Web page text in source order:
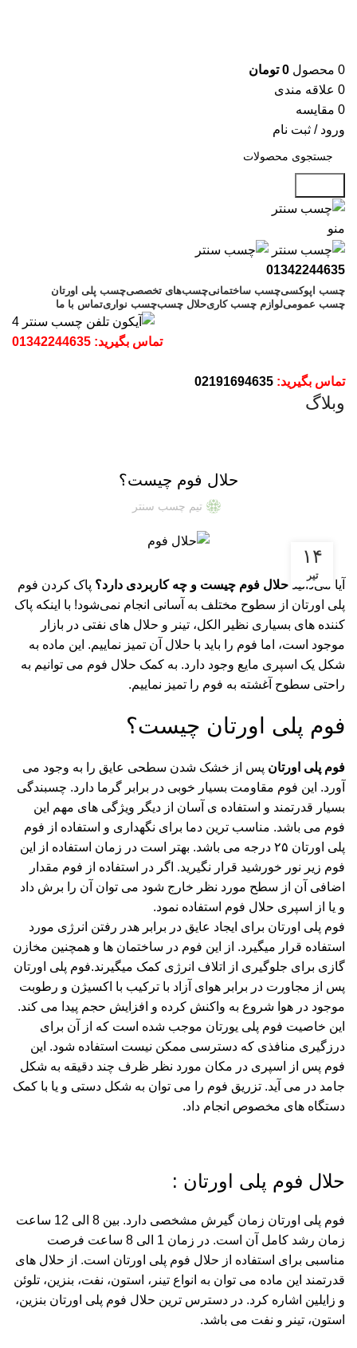
0 محصول 0 تومان
0 علاقه مندی
0 مقایسه
ورود / ثبت نام
منو
01342244635
چسب اپوکسیچسب ساختمانیچسب‌های تخصصیچسب پلی اورتان
چسب عمومیلوازم چسب کاریحلال چسبچسب نواریتماس با ما
تماس بگیرید: 01342244635
تماس بگیرید: 02191694635
وبلاگ
حلال فوم چیست؟
تیم چسب سنتر
۱۴
تیر
آیا می‌دانید حلال فوم چیست و چه کاربردی دارد؟ پاک کردن فوم
پلی اورتان از سطوح مختلف به آسانی انجام نمی‌شود! با اینکه پاک
کننده های بسیاری نظیر الکل، تینر و حلال های نفتی در بازار
موجود است، اما فوم را باید با حلال آن تمیز نماییم‌. این ماده به
شکل یک اسپری مایع وجود دارد. به کمک حلال فوم می توانیم به
راحتی سطوح آغشته به فوم را تمیز نماییم.
فوم پلی اورتان چیست؟
فوم پلی اورتان پس از خشک شدن سطحی عایق را به وجود می
آورد. این فوم مقاومت بسیار خوبی در برابر گرما دارد. چسبندگی
بسیار قدرتمند و استفاده ی آسان از دیگر ویژگی های مهم این
فوم می باشد. مناسب ترین دما برای نگهداری و استفاده از فوم
پلی اورتان ۲۵ درجه می باشد. بهتر است در زمان استفاده از این
فوم زیر نور خورشید قرار نگیرید. اگر در استفاده از فوم مقدار
اضافی آن از سطح مورد نظر خارج شود می توان آن را برش داد
و یا از اسپری حلال فوم استفاده نمود.
فوم پلی اورتان برای ایجاد عایق در برابر هدر رفتن انرژی مورد
استفاده قرار میگیرد. از این فوم در ساختمان ها و همچنین مخازن
گازی برای جلوگیری از اتلاف انرژی کمک میگیرند.فوم پلی اورتان
پس از مجاورت در برابر هوای آزاد با ترکیب با اکسیژن و رطوبت
موجود در هوا شروع به واکنش کرده و افزایش حجم پیدا می کند.
این خاصیت فوم پلی یورتان موجب شده است که از آن برای
درزگیری منافذی که دسترسی ممکن نیست استفاده شود. این
فوم پس از اسپری در مکان مورد نظر ظرف چند دقیقه به شکل
جامد در می آید. تزریق فوم را می توان به شکل دستی و یا با کمک
دستگاه های مخصوص انجام داد.
حلال فوم پلی اورتان :
فوم پلی اورتان زمان گیرش مشخصی دارد. بین 8 الی 12 ساعت
زمان رشد کامل آن است. در زمان 1 الی 8 ساعت فرصت
مناسبی برای استفاده از حلال فوم پلی اورتان است. از حلال های
قدرتمند این ماده می توان به انواع تینر، استون، نفت، بنزین، تلوئن
و زایلین اشاره کرد. در دسترس ترین حلال فوم پلی اورتان بنزین،
استون، تینر و نفت می باشد.